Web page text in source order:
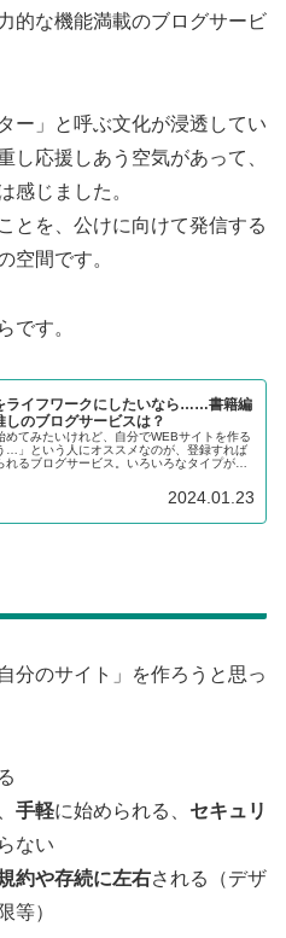
的な機能満載のブログサービ
ー」と呼ぶ文化が浸透してい
し応援しあう空気があって、
感じました。
とを、公けに向けて発信する
空間です。
です。
ライフワークにしたいなら……書籍編
しのブログサービスは？
めてみたいけれど、自分でWEBサイトを作る
…」という人にオススメなのが、登録すれば
れるブログサービス。いろいろなタイプがあ
たい」、そんな人に向いているブログサービ
界で細く長く仕事をしてきたぼちぼちフリー
2024.01.23
分のサイト」を作ろうと思っ
手軽に始められる、 セキュリ
ない
約や存続に左右される（デザ
等）